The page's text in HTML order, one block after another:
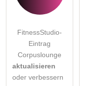
FitnessStudio-
Eintrag
Corpuslounge
aktualisieren
oder verbessern